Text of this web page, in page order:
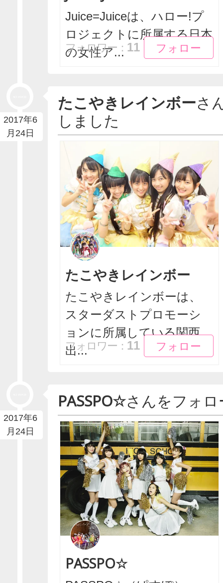
Juice=Juiceは、ハロー!プ
ロジェクトに所属する日本
の女性ア...
フォロー
フォロー
フォロワー： 11
2017年6
月24日
たこやきレインボーさ
しました
たこやきレインボー
たこやきレインボーは、
スターダストプロモーシ
ョンに所属している関西
出...
フォロー
フォロー
フォロワー： 11
2017年6
月24日
PASSPO☆さんをフォ
PASSPO☆